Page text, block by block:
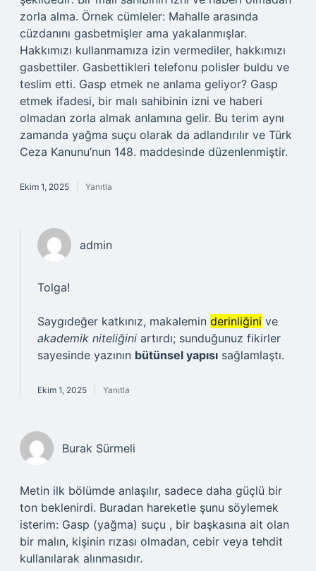
zorla alma. Örnek cümleler: Mahalle arasında
cüzdanını gasbetmişler ama yakalanmışlar.
Hakkımızı kullanmamıza izin vermediler, hakkımızı
gasbettiler. Gasbettikleri telefonu polisler buldu ve
teslim etti. Gasp etmek ne anlama geliyor? Gasp
etmek ifadesi, bir malı sahibinin izni ve haberi
olmadan zorla almak anlamına gelir. Bu terim aynı
zamanda yağma suçu olarak da adlandırılır ve Türk
Ceza Kanunu’nun 148. maddesinde düzenlenmiştir.
Ekim 1, 2025 Yanıtla
admin
Tolga!
Saygıdeğer katkınız, makalemin derinliğini ve
akademik niteliğini artırdı; sunduğunuz fikirler
sayesinde yazının bütünsel yapısı sağlamlaştı.
Ekim 1, 2025 Yanıtla
Burak Sürmeli
Metin ilk bölümde anlaşılır, sadece daha güçlü bir
ton beklenirdi. Buradan hareketle şunu söylemek
isterim: Gasp (yağma) suçu , bir başkasına ait olan
bir malın, kişinin rızası olmadan, cebir veya tehdit
kullanılarak alınmasıdır.